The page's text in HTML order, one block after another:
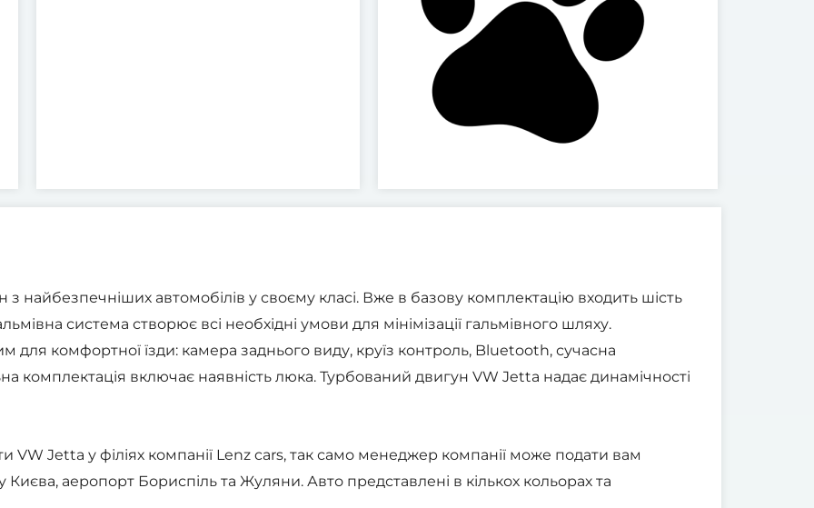
найбезпечніших автомобілів у своєму класі. Вже в базову комплектацію входить шість
система створює всі необхідні умови для мінімізації гальмівного шляху.
для комфортної їзди: камера заднього виду, круїз контроль, Bluetooth, сучасна
комплектація включає наявність люка. Турбований двигун VW Jetta надає динамічності
VW Jetta у філіях компанії Lenz cars, так само менеджер компанії може подати вам
аеропорт Бориспіль та Жуляни. Авто представлені в кількох кольорах та